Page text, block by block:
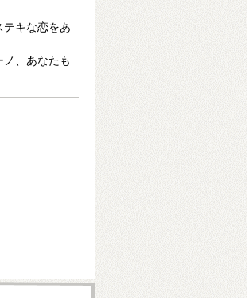
キな恋をあ
、あなたも